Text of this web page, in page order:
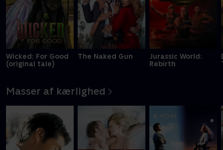
Wicked: For Good
(original tale)
The Naked Gun
Jurassic World:
Rebirth
Masser af kærlighed